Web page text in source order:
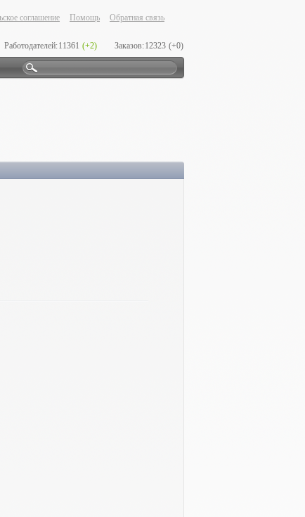
соглашение Помощь Обратная связь
Работодателей:11361 (+2) Заказов:12323 (+0)